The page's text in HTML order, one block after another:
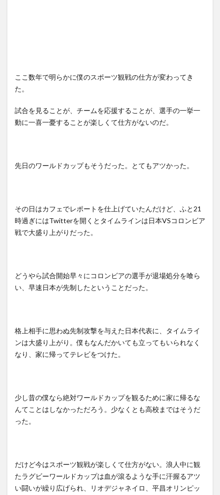
ここ数年で明らかに僕のスポーツ観戦の仕方が変わってき
た。
試合を見ることが、チームを応援することが、選手の一挙一
動に一喜一憂することが楽しくて仕方がないのだ。
先日のワールドカップもそうだった。とてもアツかった。
その日はカフェでレポートを仕上げていたんだけど、ふと 21
時過ぎにはTwitterを開くとタイムラインは日本VSコロンビア
戦で大盛り上がりだった。
どうやら試合開始早々にコロンビアの選手が退場処分を喰ら
い、早速日本が先制したということだった。
格上相手に思わぬ先制攻撃を与えた日本代表に、タイムライ
ンは大盛り上がり。僕もなんだかいても立ってもいられなく
なり、家に帰ってテレビをつけた。
少し昔の僕なら絶対ワールドカップを観るために家に帰るな
んてことはしなかっただろう。少なくとも高校まではそうだ
った。
だけど今はスポーツ観戦が楽しくて仕方がない。浪人中に観
たラグビーワールドカップは血が滾るような手に汗握るアツ
い闘いが繰り広げられ、リオデジャネイロ、平昌オリンピッ